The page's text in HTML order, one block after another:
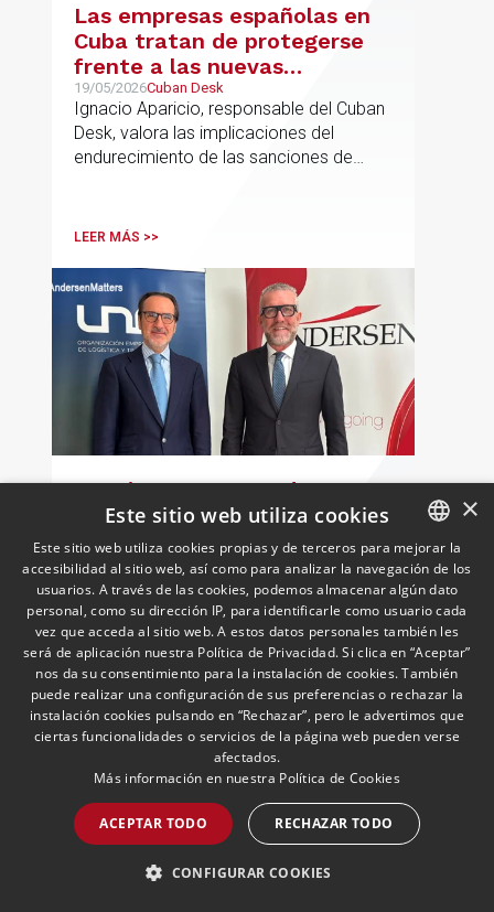
Las empresas españolas en
Cuba tratan de protegerse
frente a las nuevas
sanciones millonarias que
prepara Estados Unidos
19/05/2026Cuban Desk
Ignacio Aparicio, responsable del Cuban
Desk, valora las implicaciones del
endurecimiento de las sanciones de
LEER MÁS >>
UNO incorpora a Andersen
como socio colaborador para
reforzar el asesoramiento
jurídico y fiscal del sector
logístico
18/05/2026
Laboral, Fiscal, Público y Regulatorio,
Transporte, Movilidad & Logística
El presidente de UNO Logística,
Francisco Aranda, y el socio director de
Andersen Iberia, José Vicente Morote,
han rubricado un acuerdo de
colaboración con el que ambas
entidades trabajarán para ayudar a las
empresas logísticas a anticipar y
gestionar con mayor seguridad jurídica
sus principales retos regulatorios.
LEER MÁS >>
SPANISH
ENGLISH
PORTUGUESE
×
Este sitio web utiliza cookies
Este sitio web utiliza cookies propias y de terceros para mejorar la
accesibilidad al sitio web, así como para analizar la navegación de los
usuarios. A través de las cookies, podemos almacenar algún dato
personal, como su dirección IP, para identificarle como usuario cada
vez que acceda al sitio web. A estos datos personales también les
será de aplicación nuestra Política de Privacidad. Si clica en “Aceptar”
nos da su consentimiento para la instalación de cookies. También
puede realizar una configuración de sus preferencias o rechazar la
instalación cookies pulsando en “Rechazar”, pero le advertimos que
ciertas funcionalidades o servicios de la página web pueden verse
afectados.
Más información en nuestra Política de Cookies
ACEPTAR TODO RECHAZAR TODO
CONFIGURAR COOKIES